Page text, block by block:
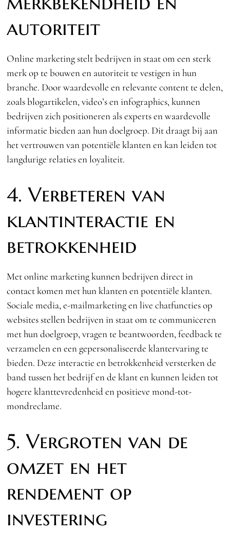
autoriteit
Online marketing stelt bedrijven in staat om een sterk
merk op te bouwen en autoriteit te vestigen in hun
branche. Door waardevolle en relevante content te delen,
zoals blogartikelen, video’s en infographics, kunnen
bedrijven zich positioneren als experts en waardevolle
informatie bieden aan hun doelgroep. Dit draagt bij aan
het vertrouwen van potentiële klanten en kan leiden tot
langdurige relaties en loyaliteit.
4. Verbeteren van
klantinteractie en
betrokkenheid
Met online marketing kunnen bedrijven direct in
contact komen met hun klanten en potentiële klanten.
Sociale media, e-mailmarketing en live chatfuncties op
websites stellen bedrijven in staat om te communiceren
met hun doelgroep, vragen te beantwoorden, feedback te
verzamelen en een gepersonaliseerde klantervaring te
bieden. Deze interactie en betrokkenheid versterken de
band tussen het bedrijf en de klant en kunnen leiden tot
hogere klanttevredenheid en positieve mond-tot-
mondreclame.
5. Vergroten van de
omzet en het
rendement op
investering